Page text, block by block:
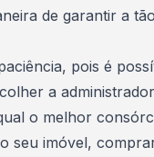
de garantir a
pois é
a
o melhor
seu imóvel,